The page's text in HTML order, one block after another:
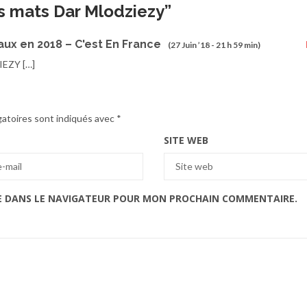
mats Dar Mlodziezy”
en 2018 – C'est En France (27 Juin ’18 - 21 h 59 min)
[…]
sont indiqués avec *
SITE WEB
LE NAVIGATEUR POUR MON PROCHAIN COMMENTAIRE.